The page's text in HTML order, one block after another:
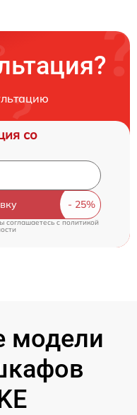
со
соглашаетесь cполитикой
модели